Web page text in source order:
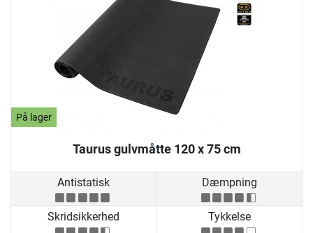
På lager
Taurus gulvmåtte 120 x 75 cm
Antistatisk Dæmpning
Skridsikkerhed Tykkelse